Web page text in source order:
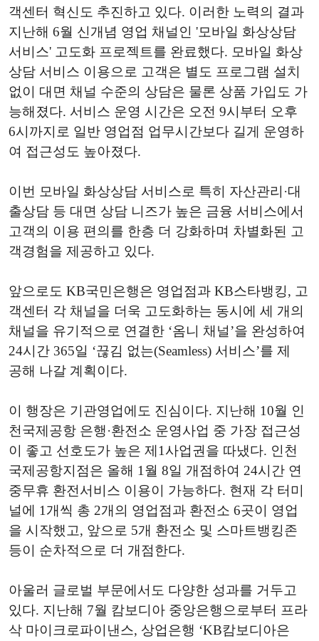
객센터 혁신도 추진하고 있다. 이러한 노력의 결과
지난해 6월 신개념 영업 채널인 '모바일 화상상담
서비스' 고도화 프로젝트를 완료했다. 모바일 화상
상담 서비스 이용으로 고객은 별도 프로그램 설치
없이 대면 채널 수준의 상담은 물론 상품 가입도 가
능해졌다. 서비스 운영 시간은 오전 9시부터 오후
6시까지로 일반 영업점 업무시간보다 길게 운영하
여 접근성도 높아졌다.
이번 모바일 화상상담 서비스로 특히 자산관리·대
출상담 등 대면 상담 니즈가 높은 금융 서비스에서
고객의 이용 편의를 한층 더 강화하며 차별화된 고
객경험을 제공하고 있다.
앞으로도 KB국민은행은 영업점과 KB스타뱅킹, 고
객센터 각 채널을 더욱 고도화하는 동시에 세 개의
채널을 유기적으로 연결한 ‘옴니 채널’을 완성하여
24시간 365일 ‘끊김 없는(Seamless) 서비스’를 제
공해 나갈 계획이다.
이 행장은 기관영업에도 진심이다. 지난해 10월 인
천국제공항 은행·환전소 운영사업 중 가장 접근성
이 좋고 선호도가 높은 제1사업권을 따냈다. 인천
국제공항지점은 올해 1 월 8일 개점하여 24시간 연
중무휴 환전서비스 이용이 가능하다. 현재 각 터미
널에 1 개씩 총 2개의 영업점과 환전소 6곳이 영업
을 시작했고, 앞으로 5개 환전소 및 스마트뱅킹존
등이 순차적으로 더 개점한다.
아울러 글로벌 부문에서도 다양한 성과를 거두고
있다. 지난해 7월 캄보디아 중앙은행으로부터 프라
삭 마이크로파이낸스, 상업은행 ‘KB캄보디아은